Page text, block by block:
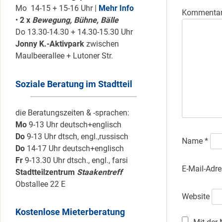
Name *
E-Mail-
Website
Mo 14-15 + 15-16 Uhr |
Mehr Info
• 2 x Bewegung, Bühne, Bälle
Do 13.30-14.30 + 14.30-15.30 Uhr
Jonny K.-Aktivpark zwischen
Maulbeerallee + Lutoner Str.
Soziale Beratung im Stadtteil
die Beratungszeiten & -sprachen:
Mo 9-13 Uhr deutsch+englisch
Do 9-13 Uhr dtsch, engl.,russisch
Do 14-17 Uhr deutsch+englisch
Fr 9-13.30 Uhr dtsch., engl., farsi
Stadtteilzentrum Staakentreff
Obstallee 22 E
Kostenlose Mieterberatung